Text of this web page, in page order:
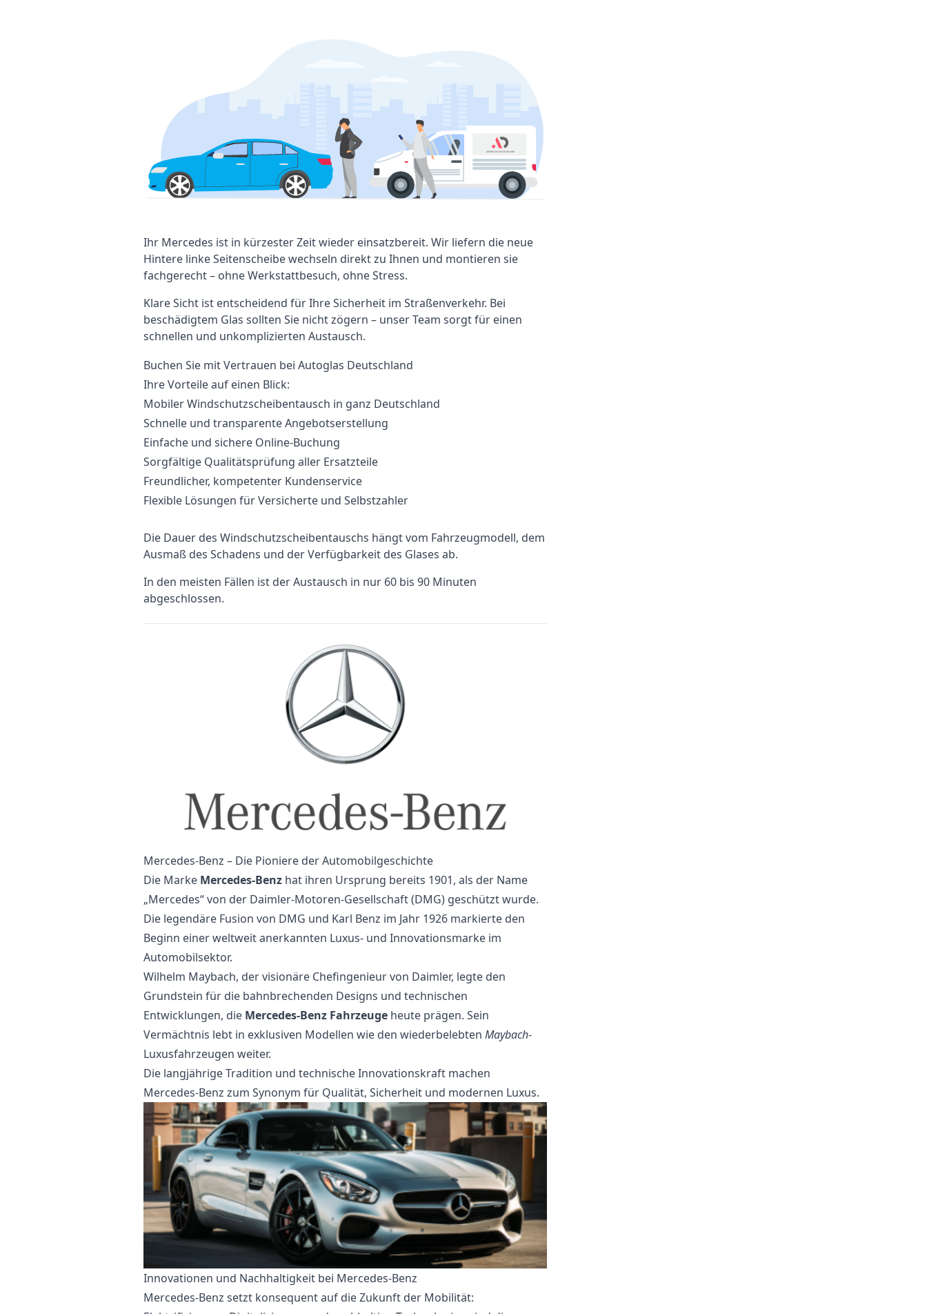
Ihr Mercedes ist in kürzester Zeit wieder einsatzbereit. Wir liefern die neue
Hintere linke Seitenscheibe wechseln direkt zu Ihnen und montieren sie
fachgerecht – ohne Werkstattbesuch, ohne Stress.
Klare Sicht ist entscheidend für Ihre Sicherheit im Straßenverkehr. Bei
beschädigtem Glas sollten Sie nicht zögern – unser Team sorgt für einen
schnellen und unkomplizierten Austausch.
Buchen Sie mit Vertrauen bei Autoglas Deutschland
Ihre Vorteile auf einen Blick:
Mobiler Windschutzscheibentausch in ganz Deutschland
Schnelle und transparente Angebotserstellung
Einfache und sichere Online-Buchung
Sorgfältige Qualitätsprüfung aller Ersatzteile
Freundlicher, kompetenter Kundenservice
Flexible Lösungen für Versicherte und Selbstzahler
Die Dauer des Windschutzscheibentauschs hängt vom Fahrzeugmodell, dem
Ausmaß des Schadens und der Verfügbarkeit des Glases ab.
In den meisten Fällen ist der Austausch in nur 60 bis 90 Minuten
abgeschlossen.
Mercedes-Benz – Die Pioniere der Automobilgeschichte
Die Marke Mercedes-Benz hat ihren Ursprung bereits 1901, als der Name
„Mercedes“ von der Daimler-Motoren-Gesellschaft (DMG) geschützt wurde.
Die legendäre Fusion von DMG und Karl Benz im Jahr 1926 markierte den
Beginn einer weltweit anerkannten Luxus- und Innovationsmarke im
Automobilsektor.
Wilhelm Maybach, der visionäre Chefingenieur von Daimler, legte den
Grundstein für die bahnbrechenden Designs und technischen
Entwicklungen, die Mercedes-Benz Fahrzeuge heute prägen. Sein
Vermächtnis lebt in exklusiven Modellen wie den wiederbelebten Maybach-
Luxusfahrzeugen weiter.
Die langjährige Tradition und technische Innovationskraft machen
Mercedes-Benz zum Synonym für Qualität, Sicherheit und modernen Luxus.
Innovationen und Nachhaltigkeit bei Mercedes-Benz
Mercedes-Benz setzt konsequent auf die Zukunft der Mobilität: